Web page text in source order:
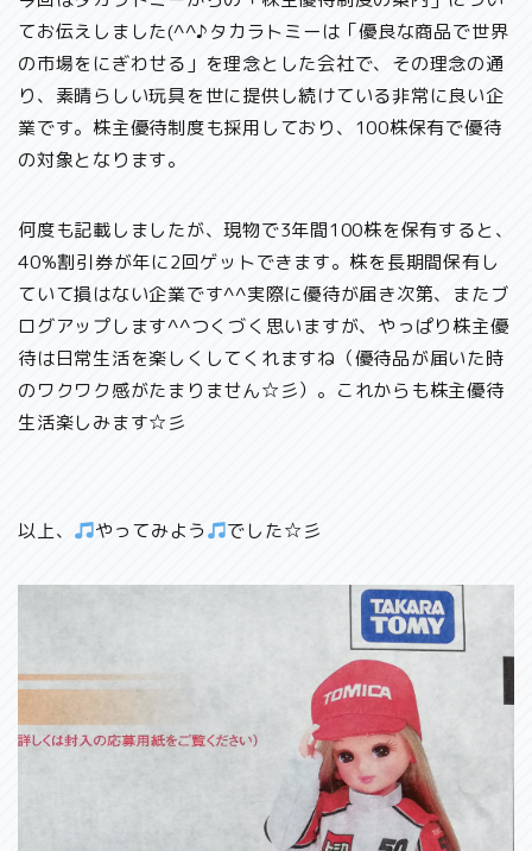
てお伝えしました(^^♪タカラトミーは「優良な商品で世界
の市場をにぎわせる」を理念とした会社で、その理念の通
り、素晴らしい玩具を世に提供し続けている非常に良い企
業です。株主優待制度も採用しており、100株保有で優待
の対象となります。
何度も記載しましたが、現物で3年間100株を保有すると、
40%割引券が年に2回ゲットできます。 株を長期間保有し
ていて損はない企業です^^実際に優待が届き次第、またブ
ログアップします^^つくづく思いますが、やっぱり株主優
待は日常生活を楽しくしてくれますね（優待品が届いた時
のワクワク感がたまりません☆彡） 。これからも株主優待
生活楽しみます☆彡
以上、 やってみよう でした☆彡